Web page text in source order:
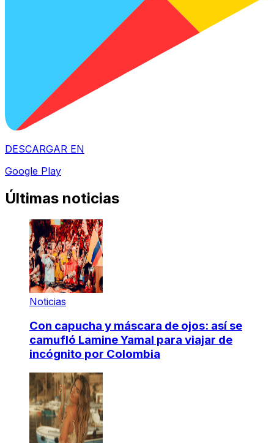
DESCARGAR EN
Google Play
Últimas noticias
Noticias
Con capucha y máscara de ojos: así se
camufló Lamine Yamal para viajar de
incógnito por Colombia